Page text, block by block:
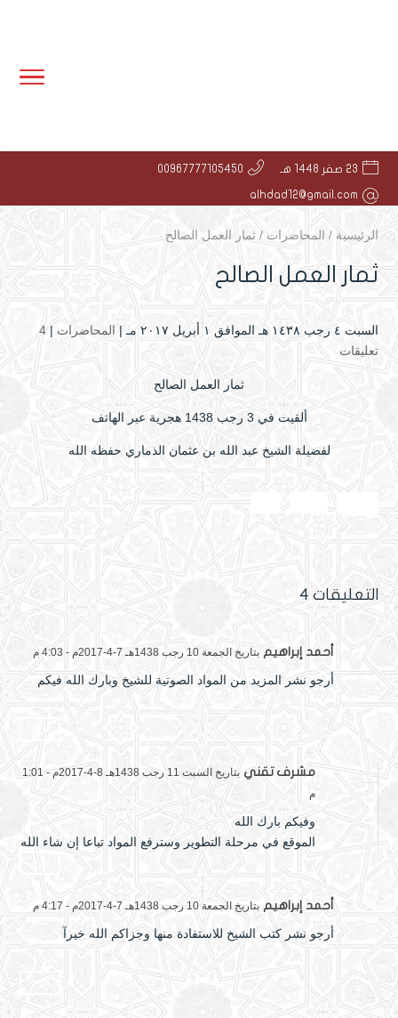
23 صفر 1448 هـ 00967777105450
alhdad12@gmail.com
الرئيسية / المحاضرات / ثمار العمل الصالح
ثمار العمل الصالح
السبت ٤ رجب ۱٤۳۸ هـ الموافق ۱ أبريل ۲۰۱۷ مـ | المحاضرات |
4
تعليقات
ثمار العمل الصالح
ألقيت في 3 رجب 1438 هجرية عبر الهاتف
لفضيلة الشيخ عبد الله بن عثمان الذماري حفظه الله
التعليقات 4
أحمد إبراهيم بتاريخ الجمعة 10 رجب 1438هـ 7-4-2017م - 4:03 م
أرجو نشر المزيد من المواد الصوتية للشيخ وبارك الله فيكم
مشرف تقني
بتاريخ السبت 11 رجب 1438هـ 8-4-2017م - 1:01
م
وفيكم بارك الله
الموقع في مرحلة التطوير وسترفع المواد تباعا إن شاء الله
أحمد إبراهيم بتاريخ الجمعة 10 رجب 1438هـ 7-4-2017م - 4:17 م
أرجو نشر كتب الشيخ للاستفادة منها وجزاكم الله خيرآ
الرد